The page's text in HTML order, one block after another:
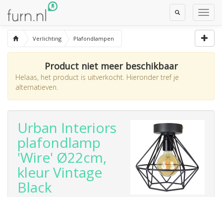
Toggle
Search
Verlichting Plafondlampen
Product niet meer beschikbaar
Helaas, het product is uitverkocht. Hieronder tref je
alternatieven.
Urban Interiors
plafondlamp
'Wire' Ø22cm,
kleur Vintage
Black